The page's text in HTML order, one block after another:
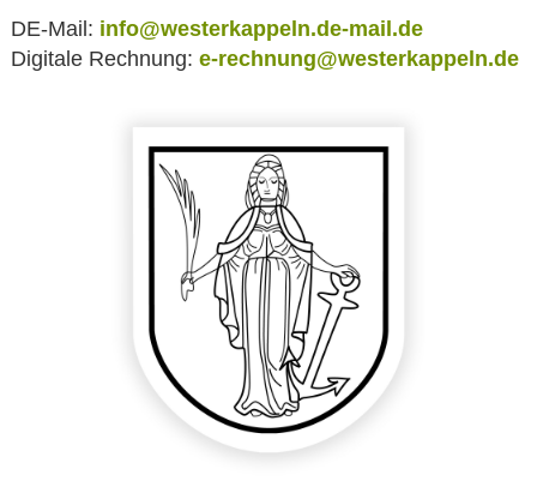
DE-Mail: info@westerkappeln.de-mail.de
Digitale Rechnung: e-rechnung@westerkappeln.de